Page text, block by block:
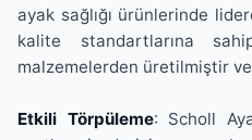
ayak sağlığı ürünlerinde
kalite standartlarına
malzemelerden üretilmiştir
Etkili Törpüleme: Scholl